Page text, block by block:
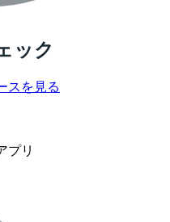
ック
スを見る
プリ